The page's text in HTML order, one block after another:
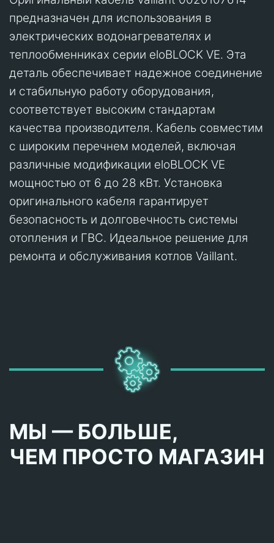
предназначен для использования в
электрических водонагревателях и
теплообменниках серии eloBLOCK VE. Эта
деталь обеспечивает надежное соединение
и стабильную работу оборудования,
соответствует высоким стандартам
качества производителя. Кабель совместим
с широким перечнем моделей, включая
различные модификации eloBLOCK VE
мощностью от 6 до 28 кВт. Установка
оригинального кабеля гарантирует
безопасность и долговечность системы
отопления и ГВС. Идеальное решение для
ремонта и обслуживания котлов Vaillant.
МЫ — БОЛЬШЕ,
ЧЕМ ПРОСТО МАГАЗИН